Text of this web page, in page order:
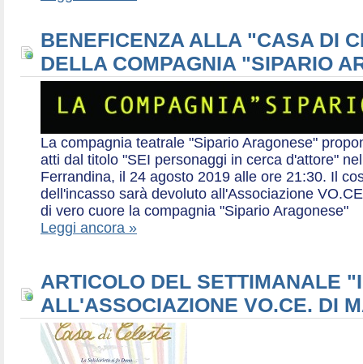
BENEFICENZA ALLA "CASA DI
DELLA COMPAGNIA "SIPARIO
La compagnia teatrale "Sipario Aragonese"
atti dal titolo "SEI personaggi in cerca d'attore"
Ferrandina, il 24 agosto 2019 alle ore 21:30. Il
dell'incasso sarà devoluto all'Associazione
di vero cuore la compagnia "Sipario Aragonese"
Leggi ancora »
ARTICOLO DEL SETTIMANALE
ALL'ASSOCIAZIONE VO.CE. DI